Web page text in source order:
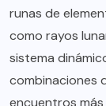
runas de
como rayos
sistema
combinaciones
encuentros